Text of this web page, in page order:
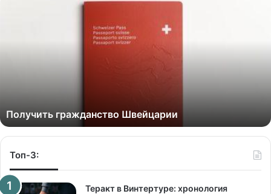
Получить гражданство Швейцарии
Топ-3:
Теракт в Винтертуре: хронология